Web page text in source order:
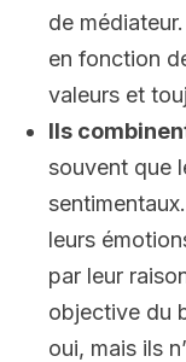
de
en fonction
valeurs et
Ils
souvent que
leurs
par leur
objective du
oui, mais ils